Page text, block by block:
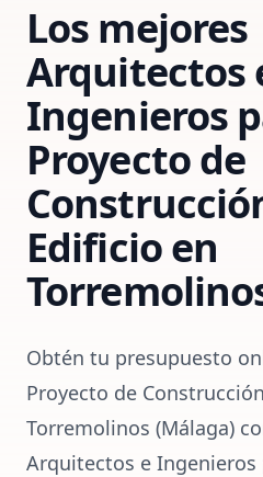
Los mejores
Arquitectos
Ingenieros
Proyecto de
Edificioen
Obtén tu presupuesto
Proyecto de
Torremolinos (Málaga)
Arquitectos e Ingenieros